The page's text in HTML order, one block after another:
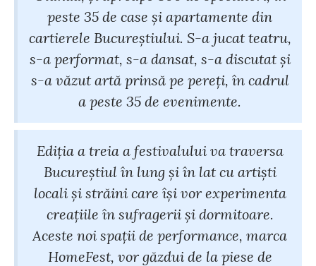
peste 35 de case și apartamente din
cartierele Bucureștiului. S-a jucat teatru,
s-a performat, s-a dansat, s-a discutat și
s-a văzut artă prinsă pe pereți, în cadrul
a peste 35 de evenimente.
Ediția a treia a festivalului va traversa
Bucureștiul în lung și în lat cu artiști
locali și străini care își vor experimenta
creațiile în sufragerii și dormitoare.
Aceste noi spații de performance, marca
HomeFest, vor găzdui de la piese de